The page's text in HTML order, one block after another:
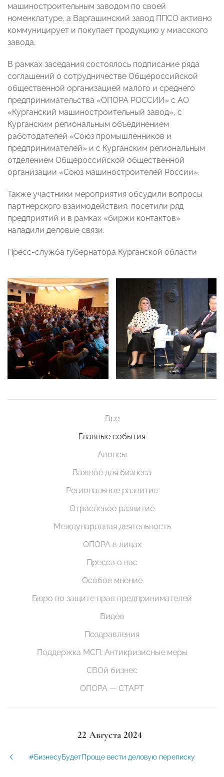
машиностроительным заводом по своей
номенклатуре, а Варгашинский завод ППСО активно
коммуницирует и покупает продукцию у миасского
завода.
В рамках заседания состоялось подписание ряда
соглашений о сотрудничестве Общероссийской
общественной организацией малого и среднего
предпринимательства «ОПОРА РОССИИ» с АО
«Курганский машиностроительный завод», с
Курганским региональным объединением
работодателей «Союз промышленников и
предпринимателей» и с Курганским региональным
отделением Общероссийской общественной
организации «Союз машиностроителей России».
Также участники мероприятия обсудили вопросы
партнерского взаимодействия, посетили ряд
предприятий и в рамках «биржи контактов»
наладили деловые связи.
Пресс-служба губернатора Курганской области
Все
Главные события
Анонсы
Важное для бизнеса
Региональное развитие
Отраслевое развитие
Международная деятельность
ОПОРА в лицах
Пресса о нас
Особое мнение
Бюро по защите прав предпринимателей
Видео
Поздравления
Поддержка МСП. Антикризисные меры
СВОй бизнес
ОПОРА — СТАРТ
22 Августа 2024
#БизнесуБудетПроще вести деловую переписку